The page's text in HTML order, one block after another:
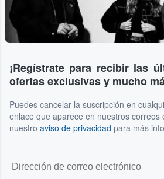
¡Regístrate para recibir las
ofertas exclusivas y mucho
Puedes cancelar la suscripción en
enlace que aparece en nuestros correos
nuestro aviso de privacidad para más